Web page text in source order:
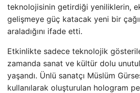
teknolojisinin getirdiği yeniliklerin,
gelişmeye güç katacak yeni bir çağın
araladığını ifade etti.
Etkinlikte sadece teknolojik
zamanda sanat ve kültür dolu
yaşandı. Ünlü sanatçı Müslüm
kullanılarak oluşturulan hologram